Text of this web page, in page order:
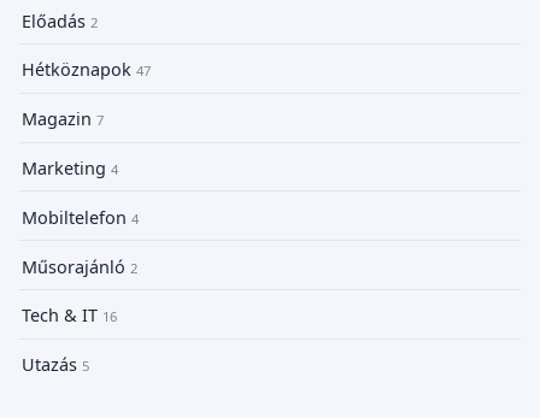
Előadás 2
Hétköznapok 47
Magazin 7
Marketing 4
Mobiltelefon 4
Műsorajánló 2
Tech & IT 16
Utazás 5